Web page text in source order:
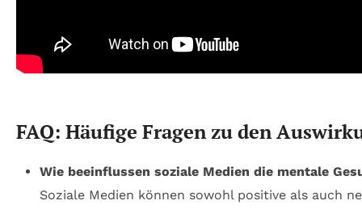
FAQ: Häufige Fragen zu den
Wie beeinflussen soziale Medien die mentale
Soziale Medien können sowohl positive als auch